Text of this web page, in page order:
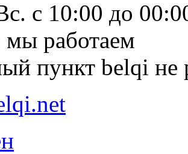
с 10:00 до
мы работаем
пункт belqi не